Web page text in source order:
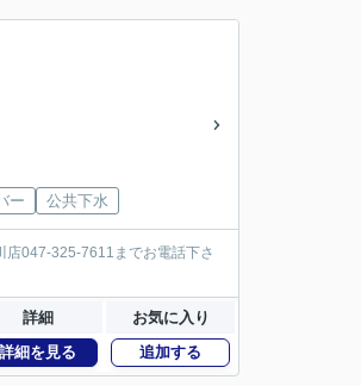
ー 公共下水
店047-325-7611までお電話下さ
詳細 お気に入り
詳細を見る 追加する